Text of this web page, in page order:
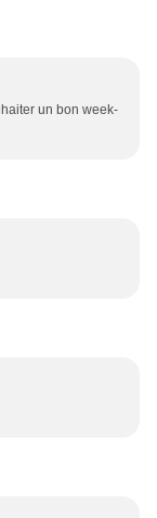
un bon week-